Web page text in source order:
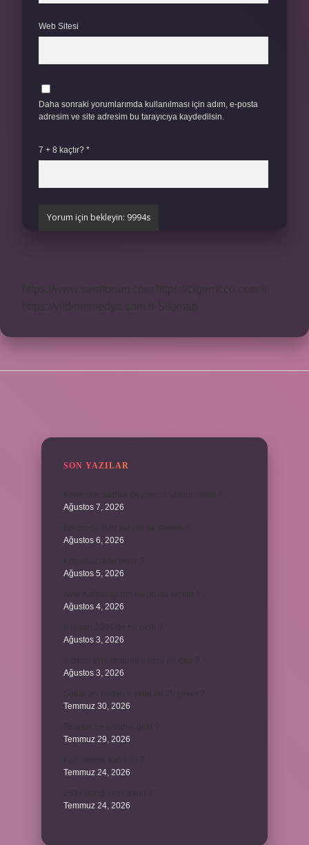
Web Sitesi
Daha sonraki yorumlarımda kullanılması için adım, e-posta
adresim ve site adresim bu tarayıcıya kaydedilsin.
7 + 8 kaçtır? *
SON YAZILAR
Ağustos 7, 2026
Ağustos 6, 2026
Ağustos 5, 2026
Ağustos 4, 2026
Ağustos 3, 2026
Ağustos 3, 2026
Temmuz 30, 2026
Temmuz 29, 2026
Temmuz 24, 2026
Temmuz 24, 2026